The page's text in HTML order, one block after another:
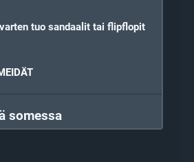
tuo sandaalit tai flipflopit
somessa